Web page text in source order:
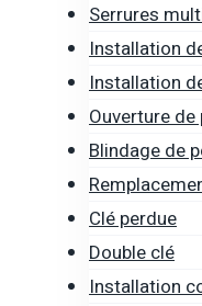
Serrures
Installation
Installation
Ouverture
Blindage de
Clé perdue
Double clé
Installation